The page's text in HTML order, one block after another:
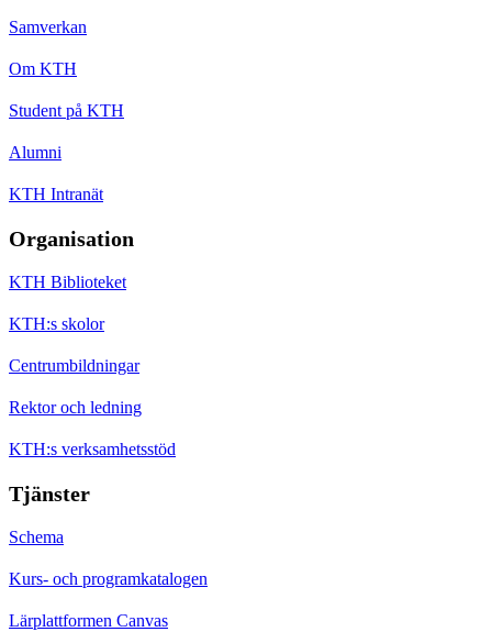
Samverkan
Om KTH
Student på KTH
Alumni
KTH Intranät
Organisation
KTH Biblioteket
KTH:s skolor
Centrumbildningar
Rektor och ledning
KTH:s verksamhetsstöd
Tjänster
Schema
Kurs- och programkatalogen
Lärplattformen Canvas